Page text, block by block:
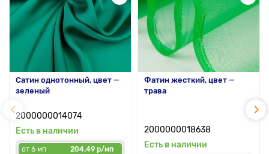
Сатин однотонный, цвет —
зеленый
2000000014074
Есть в наличии
от 6 мп
204.49 р/мп
Фатин жесткий, цвет —
трава
2000000018638
Есть в наличии